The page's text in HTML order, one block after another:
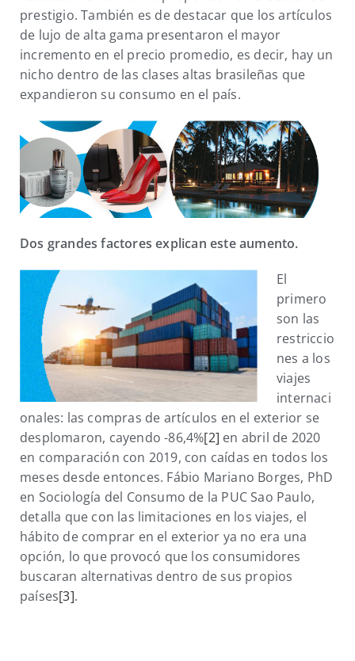
prestigio. También es de destacar que los artículos
de lujo de alta gama presentaron el mayor
incremento en el precio promedio, es decir, hay un
nicho dentro de las clases altas brasileñas que
expandieron su consumo en el país.
Dos grandes factores explican este aumento.
El
primero
son las
restriccio
nes a los
viajes
internaci
onales: las compras de artículos en el exterior se
desplomaron, cayendo -86,4%[2] en abril de 2020
en comparación con 2019, con caídas en todos los
meses desde entonces. Fábio Mariano Borges, PhD
en Sociología del Consumo de la PUC Sao Paulo,
detalla que con las limitaciones en los viajes, el
hábito de comprar en el exterior ya no era una
opción, lo que provocó que los consumidores
buscaran alternativas dentro de sus propios
países[3].